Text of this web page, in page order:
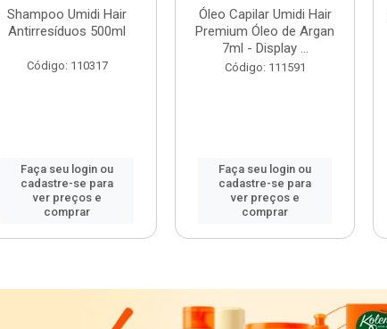
Shampoo Umidi Hair
Antirresíduos 500ml
Código: 110317
Faça seu login ou
cadastre-se para
ver preços e
comprar
Óleo Capilar Umidi Hair
Premium Óleo de Argan
7ml - Display ...
Código: 111591
Faça seu login ou
cadastre-se para
ver preços e
comprar